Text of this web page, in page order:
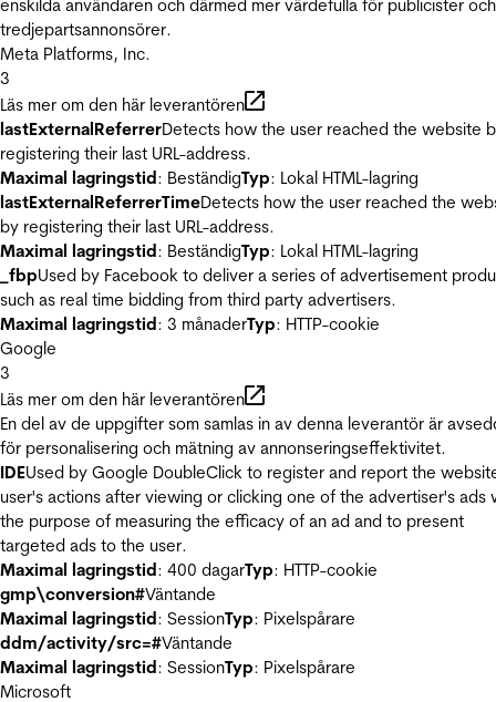
enskilda användaren och därmed mer värdefulla för publicister och
tredjepartsannonsörer.
Meta Platforms, Inc.
3
Läs mer om den här leverantören
lastExternalReferrerDetects how the user reached the website
registering their last URL-address.
Maximal lagringstid: BeständigTyp: Lokal HTML-lagring
lastExternalReferrerTimeDetects how the user reached the
by registering their last URL-address.
Maximal lagringstid: BeständigTyp: Lokal HTML-lagring
_fbpUsed by Facebook to deliver a series of advertisement
such as real time bidding from third party advertisers.
Maximal lagringstid: 3 månaderTyp: HTTP-cookie
Google
3
Läs mer om den här leverantören
En del av de uppgifter som samlas in av denna leverantör är
för personalisering och mätning av annonseringseffektivitet.
IDEUsed by Google DoubleClick to register and report the
user's actions after viewing or clicking one of the advertiser's ads
the purpose of measuring the efficacy of an ad and to present
targeted ads to the user.
Maximal lagringstid: 400 dagarTyp: HTTP-cookie
gmp\conversion#Väntande
Maximal lagringstid: SessionTyp: Pixelspårare
ddm/activity/src=#Väntande
Maximal lagringstid: SessionTyp: Pixelspårare
Microsoft